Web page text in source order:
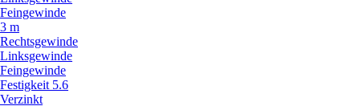
Feingewinde
3 m
Rechtsgewinde
Linksgewinde
Feingewinde
Festigkeit 5.6
Verzinkt